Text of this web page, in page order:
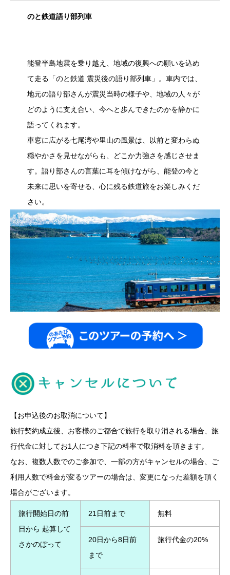
のと鉄道語り部列車
能登半島地震を乗り越え、地域の復興への願いを込め
て走る「のと鉄道 震災後の語り部列車」。車内では、
地元の語り部さんが震災当時の様子や、地域の人々が
どのように支え合い、今へと歩んできたのかを静かに
語ってくれます。
車窓に広がる七尾湾や里山の風景は、以前と変わらぬ
穏やかさを見せながらも、どこか力強さを感じさせま
す。語り部さんの言葉に耳を傾けながら、能登の今と
未来に思いを寄せる、心に残る鉄道旅をお楽しみくだ
さい。
【お申込後のお取消について】
旅行契約成立後、お客様のご都合で旅行を取り消される場合、旅
行代金に対してお1人につき下記の料率で取消料を頂きます。
なお、複数人数でのご参加で、一部の方がキャンセルの場合、ご
利用人数で料金が変るツアーの場合は、変更になった差額を頂く
場合がございます。
旅行開始日の前
日から 起算して
さかのぼって
21日前まで 無料
20日から8日前
まで
旅行代金の20%